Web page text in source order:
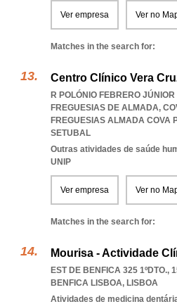
Ver empresa Ver no
Matches in the search for:
Centro Clínico Vera
R POLÓNIO FEBRERO
FREGUESIAS DE ALMADA,
FREGUESIAS ALMADA COVA
SETUBAL
Outras atividades de saúde
UNIP
Ver empresa Ver no
Matches in the search for:
Mourisa - Actividade
EST DE BENFICA 325 1ºDTO.,
BENFICA LISBOA, LISBOA
Atividades de medicina